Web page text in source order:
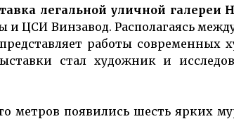
легальной уличной
ЦСИ Винзавод. Располагаясь
работы современных
стал художник и
метров появились шесть ярких